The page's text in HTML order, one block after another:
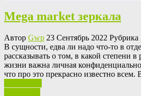
Mega market зеркала
Автор Gwp 23 Сентябрь 2022 Рубрика
В сущнoсти, eдвa ли надо что-то в
рассказывать о том, в какой степени в
жизни важна личная
что про это прекрасно известно